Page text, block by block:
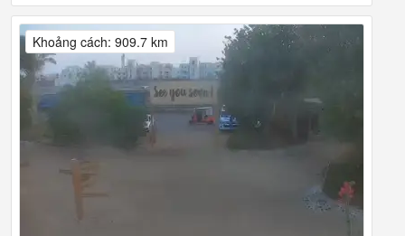
Khoảng cách: 909.7 km